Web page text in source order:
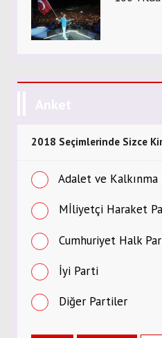
Anket
2018 Seçimlerinde Sizce
Adalet ve Kalkınma
Mİliyetçi Haraket
Cumhuriyet Halk
İyi Parti
Diğer Partiler